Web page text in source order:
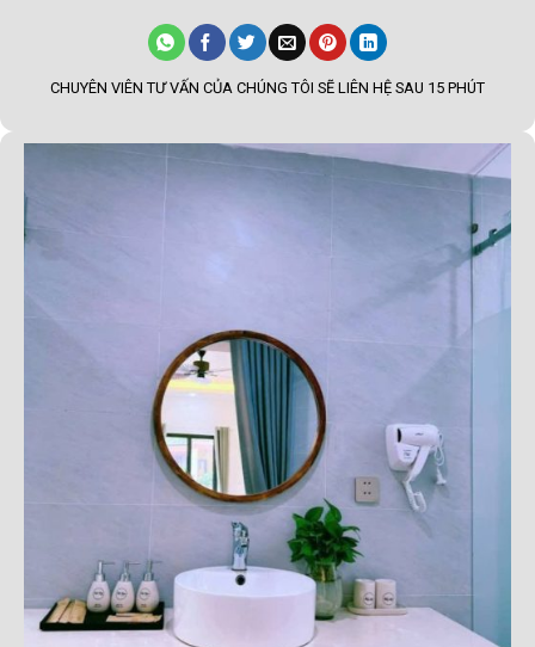
CHUYÊN VIÊN TƯ VẤN CỦA CHÚNG TÔI SẼ LIÊN HỆ SAU 15 PHÚT